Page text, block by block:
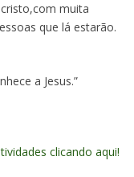
muita
que lá estarão.
a Jesus.”
clicando aqui!